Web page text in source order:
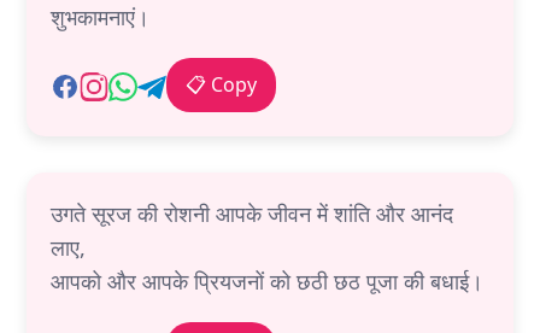
शुभकामनाएं।
📋 Copy
उगते सूरज की रोशनी आपके जीवन में शांति और आनंद
लाए,
आपको और आपके प्रियजनों को छठी छठ पूजा की बधाई।